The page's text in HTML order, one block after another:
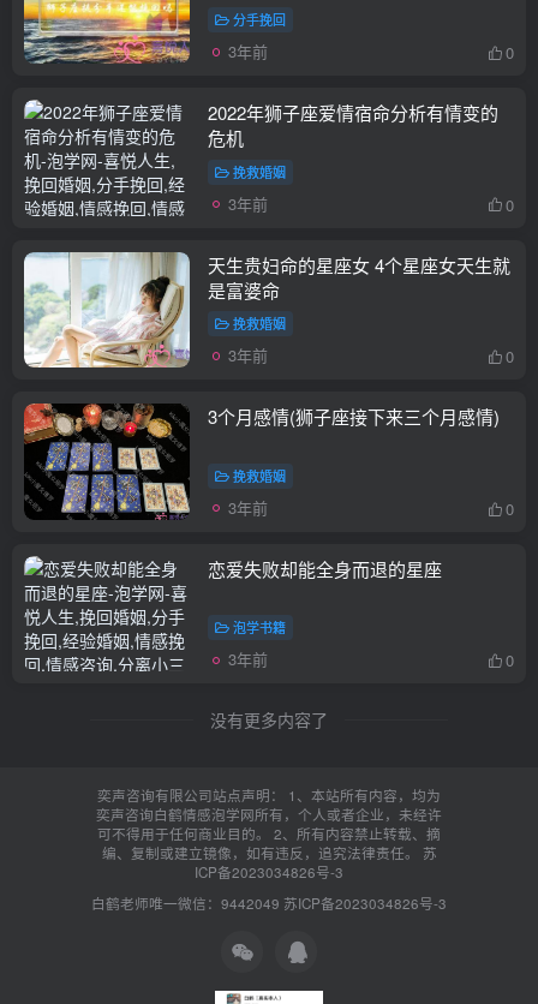
分手挽回
3年前 0
2022年狮子座爱情宿命分析有情变的
危机
挽救婚姻
3年前 0
天生贵妇命的星座女 4个星座女天生就
是富婆命
挽救婚姻
3年前 0
3个月感情(狮子座接下来三个月感情)
挽救婚姻
3年前 0
恋爱失败却能全身而退的星座
泡学书籍
3年前 0
没有更多内容了
奕声咨询有限公司站点声明： 1、本站所有内容，均为
奕声咨询白鹤情感泡学网所有，个人或者企业，未经许
可不得用于任何商业目的。 2、所有内容禁止转载、摘
编、复制或建立镜像，如有违反，追究法律责任。 苏
ICP备2023034826号-3
白鹤老师唯一微信：9442049 苏ICP备2023034826号-3